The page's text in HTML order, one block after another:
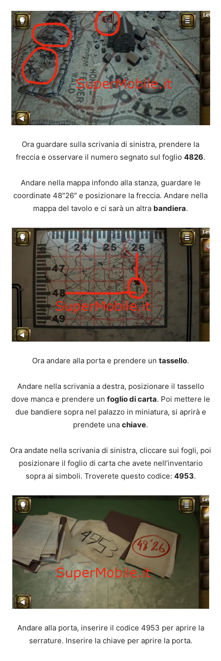
Ora guardare sulla scrivania di sinistra, prendere la
freccia e osservare il numero segnato sul foglio 4826.
Andare nella mappa infondo alla stanza, guardare le
coordinate 48″26″ e posizionare la freccia. Andare nella
mappa del tavolo e ci sarà un altra bandiera.
Ora andare alla porta e prendere un tassello.
Andare nella scrivania a destra, posizionare il tassello
dove manca e prendere un foglio di carta. Poi mettere le
due bandiere sopra nel palazzo in miniatura, si aprirà e
prendete una chiave.
Ora andate nella scrivania di sinistra, cliccare sui fogli, poi
posizionare il foglio di carta che avete nell’inventario
sopra ai simboli. Troverete questo codice: 4953.
Andare alla porta, inserire il codice 4953 per aprire la
serrature. Inserire la chiave per aprire la porta.